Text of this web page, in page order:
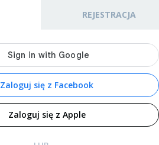
REJESTRACJA
Zaloguj się z Facebook
Zaloguj się z Apple